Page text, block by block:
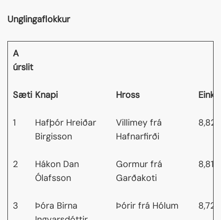
Unglingaflokkur
A
úrslit
Sæti Knapi Hross
1
Hafþór Hreiðar
Birgisson
Villimey frá
Hafnarfirði
8,82
2
Hákon Dan
Ólafsson
Gormur frá
Garðakoti
8,81
3
Þóra Birna
Þórir frá Hólum 8,72